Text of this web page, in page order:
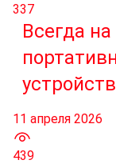
337
Всегда
11 апреля 2026
439